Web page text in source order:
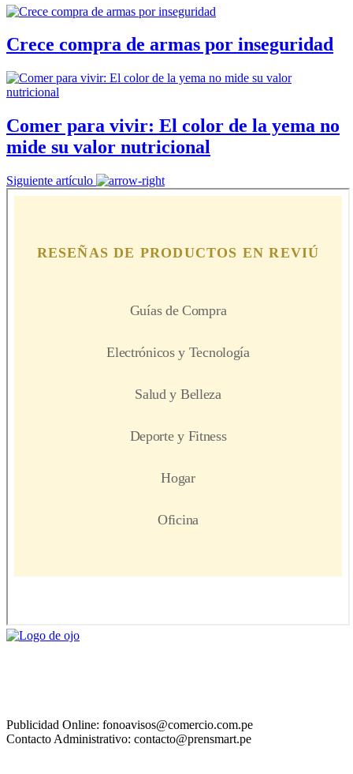
Crece compra de armas por inseguridad
Comer para vivir: El color de la yema no
mide su valor nutricional
Siguiente artículo
Publicidad Online: fonoavisos@comercio.com.pe
Contacto Administrativo: contacto@prensmart.pe